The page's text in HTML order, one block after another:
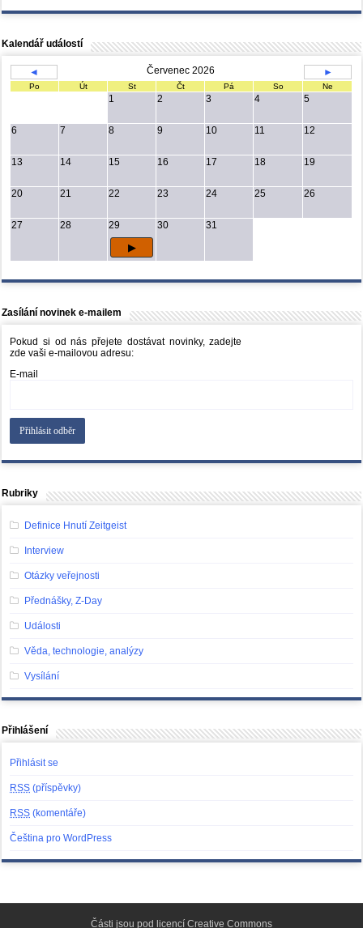
Kalendář událostí
◄ Červenec 2026 ►
Po Út St Čt Pá So Ne
1 2 3 4 5
6 7 8 9 10 11 12
13 14 15 16 17 18 19
20 21 22 23 24 25 26
27 28 29 30 31
Zasílání novinek e-mailem
Pokud si od nás přejete dostávat novinky, zadejte
zde vaši e-mailovou adresu:
E-mail
Rubriky
Definice Hnutí Zeitgeist
Interview
Otázky veřejnosti
Přednášky, Z-Day
Události
Věda, technologie, analýzy
Vysílání
Přihlášení
Přihlásit se
RSS (příspěvky)
RSS (komentáře)
Čeština pro WordPress
Části jsou pod licencí Creative Commons